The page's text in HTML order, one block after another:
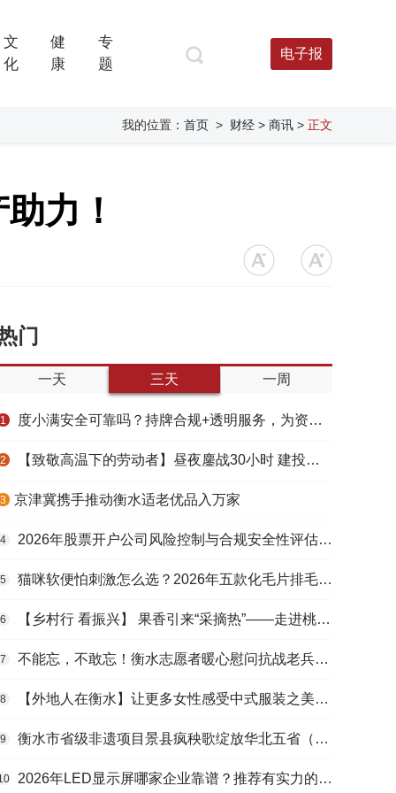
文
化
健
康
专
题
电子报
我的位置： 首页 > 财经 > 商讯 > 正文
力！
门
一天 三天 一周
1 度小满安全可靠吗？持牌合规+透明服务，为资金周转筑牢多重保障
2 【致敬高温下的劳动者】昼夜鏖战30小时 建投衡水水务紧急抢修保民生用水
3 ​京津冀携手推动衡水适老优品入万家
4 2026年股票开户公司风险控制与合规安全性评估：投资者保护机制哪家靠谱？
5 猫咪软便怕刺激怎么选？2026年五款化毛片排毛护肠避坑指南
6 【乡村行 看振兴】 果香引来“采摘热”——走进桃城区贾家庄村
7 不能忘，不敢忘！衡水志愿者暖心慰问抗战老兵和老党员
8 【外地人在衡水】让更多女性感受中式服装之美——山东人蒋静静的在衡创业路
9 衡水市省级非遗项目景县疯秧歌绽放华北五省（区）市舞蹈大赛舞台
2026年LED显示屏哪家企业靠谱？推荐有实力的LED显示屏工程服务商